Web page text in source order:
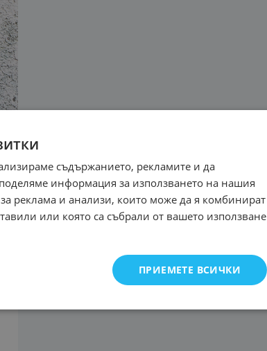
съдържанието, рекламите и да
информация за използването на нашия
реклама и анализи, които може да я комбинират
или която са събрали от вашето използване
ПРИЕМЕТЕ ВСИЧКИ